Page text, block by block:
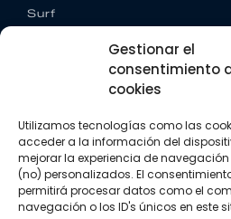
Gestionar el
consentimiento
cookies
Utilizamos tecnologías como las
acceder a la información del
mejorar la experiencia de
(no) personalizados. El
permitirá procesar datos como el
navegación o los ID's únicos en este
Surf
CONTACTO
+34 662 342 177
info@vkssport.com
SÍGUENOS